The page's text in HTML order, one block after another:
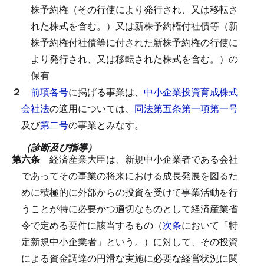
株予約権（その行使により発行され、又は移転さ
れた株式を含む。）又は新株予約権付社債等（新
株予約権付社債等に付された新株予約権の行使に
より発行され、又は移転された株式を含む。）の
保有
２ 前項各号に掲げる事業は、 中小企業投資育成株式
会社法の適用については、 同法第五条第一項第一号
及び第二号の事業とみなす。
（診断及び指導）
第六条 経済産業大臣は、新規中小企業者である会社
であってその事業の将来における成長発展を図るた
めに積極的に外部からの投資を受けて事業活動を行
うことが特に必要かつ適切なものとして経済産業省
令で定める要件に該当するもの（次条において「特
定新規中小企業者」という。）に対して、その投資
による資金調達の円滑な実施に必要な経営状況に関